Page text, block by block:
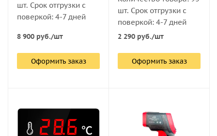
шт. Срок отгрузки с
поверкой: 4-7 дней
8 900 руб./шт
Оформить заказ
шт. Срок отгрузки с
поверкой: 4-7 дней
2 290 руб./шт
Оформить заказ